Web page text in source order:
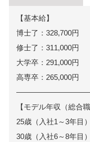
【基本給】
博士了：328,700円
修士了：311,000円
大学卒：291,000円
高専卒：265,000円
【モデル年収（総合
25歳（入社1～3年目
30歳（入社6～8年目